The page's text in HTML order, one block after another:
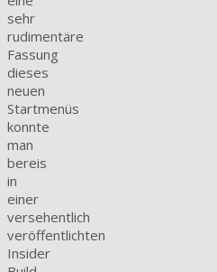
sehr
rudimentäre
Fassung
dieses
neuen
Startmenüs
konnte
man
bereis
in
einer
versehentlich
veröffentlichten
Insider